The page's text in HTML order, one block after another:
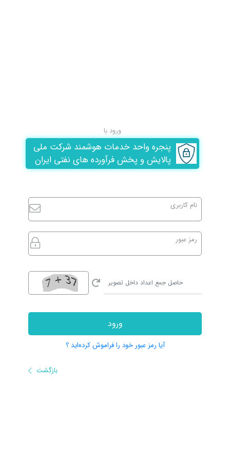
نام کاربری
رمز عبور
ورود
آیا رمز عبور خود را فراموش کرده‌اید ؟
بازگشت
ورود با
پنجره واحد خدمات هوشمند شرکت ملی
پالایش و پخش فرآورده های نفتی ایران